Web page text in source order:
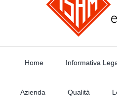
Home Informativa
Azienda Qualità